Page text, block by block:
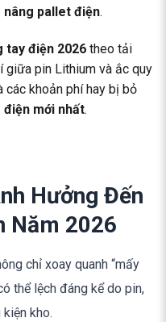
nâng pallet điện.
tay điện 2026 theo tải
giữa pin Lithium và ắc quy
các khoản phí hay bị bỏ
điện mới nhất.
Hưởng Đến
Năm 2026
chỉ xoay quanh “mấy
thể lệch đáng kể do pin,
kho.